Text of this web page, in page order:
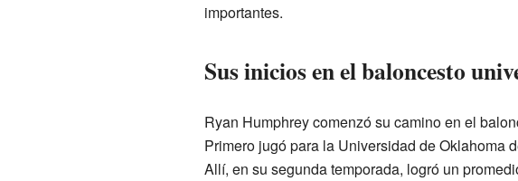
importantes.
Sus inicios en el baloncesto
Ryan Humphrey comenzó su camino en el
Primero jugó para la Universidad de Oklahoma
Allí, en su segunda temporada, logró un